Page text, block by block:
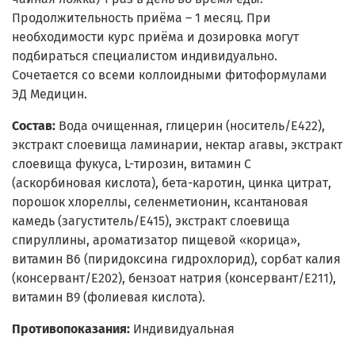
Продолжительность приёма – 1 месяц. При
необходимости курс приёма и дозировка могут
подбираться специалистом индивидуально.
Сочетается со всеми коллоидными фитоформулами
ЭД Медицин.
Состав: Вода очищенная, глицерин (носитель/Е422),
экстракт слоевища ламинарии, нектар агавы, экстракт
слоевища фукуса, L-тирозин, витамин С
(аскорбиновая кислота), бета-каротин, цинка цитрат,
порошок хлореллы, селенметионин, ксантановая
камедь (загуститель/Е415), экстракт слоевища
спируллины, ароматизатор пищевой «корица»,
витамин В6 (пиридоксина гидрохлорид), сорбат калия
(консервант/Е202), бензоат натрия (консервант/Е211),
витамин В9 (фолиевая кислота).
Противопоказания: Индивидуальная